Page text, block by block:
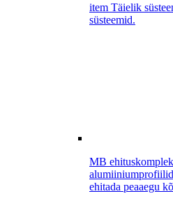
item Täielik
süsteemid.
MB
ehitada peaaegu